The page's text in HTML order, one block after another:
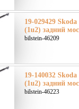
19-029429
(1u2) задний
bilstein-46209
19-140032
(1u2) задний
bilstein-46223